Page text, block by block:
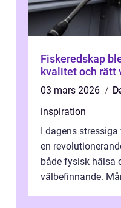
Fiskeredskap blekinge
kvalitet och rätt
03 mars 2026
inspiration
I dagens
en
både fysisk hälsa
välbefinnande.